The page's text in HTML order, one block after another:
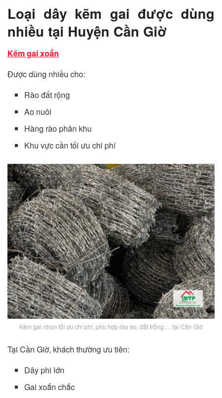
Loại dây kẽm gai được dùng
nhiều tại Huyện Cần Giờ
Kẽm gai xoắn
Được dùng nhiều cho:
Rào đất rộng
Ao nuôi
Hàng rào phân khu
Khu vực cần tối ưu chi phí
Kẽm gai nhọn tối ưu chi phí, phù hợp rào ao, đất trống,… tại Cần Giờ
Tại Cần Giờ, khách thường ưu tiên:
Dây phi lớn
Gai xoắn chắc